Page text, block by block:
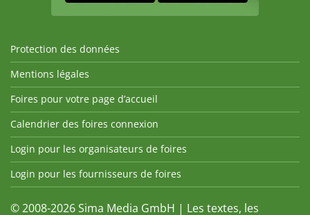
Protection des données
Mentions légales
Foires pour votre page d’accueil
Calendrier des foires connexion
Login pour les organisateurs de foires
Login pour les fournisseurs de foires
© 2008-2026 Sima Media GmbH | Les textes, les